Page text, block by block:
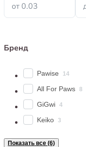
от 0.03
Бренд
Pawise 14
All For Paws 8
GiGwi 4
Keiko 3
Показать все (6)